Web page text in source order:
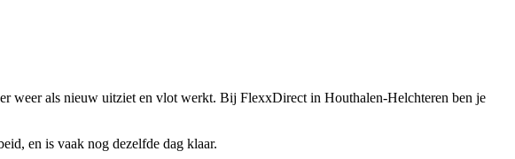
weer als nieuw uitziet en vlot werkt. Bij FlexxDirect in Houthalen-Helchteren ben je
en is vaak nog dezelfde dag klaar.